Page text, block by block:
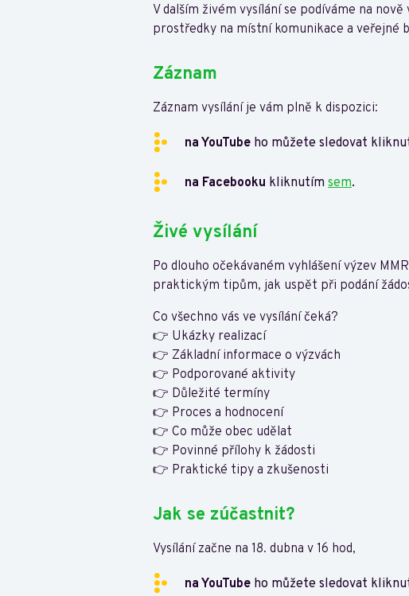
V dalším živém vysílání se podíváme na
prostředky na místní komunikace a veřejné
Záznam
Záznam vysílání je vám plně k dispozici:
na YouTube ho můžete sledovat
na Facebooku kliknutím sem.
Živé vysílání
Po dlouho očekávaném vyhlášení výzev
praktickým tipům, jak uspět při podání
Co všechno vás ve vysílání čeká?
👉 Ukázky realizací
👉 Základní informace o výzvách
👉 Podporované aktivity
👉 Důležité termíny
👉 Proces a hodnocení
👉 Co může obec udělat
👉 Povinné přílohy k žádosti
👉 Praktické tipy a zkušenosti
Jak se zúčastnit?
Vysílání začne na 18. dubna v 16 hod,
na YouTube ho můžete sledovat